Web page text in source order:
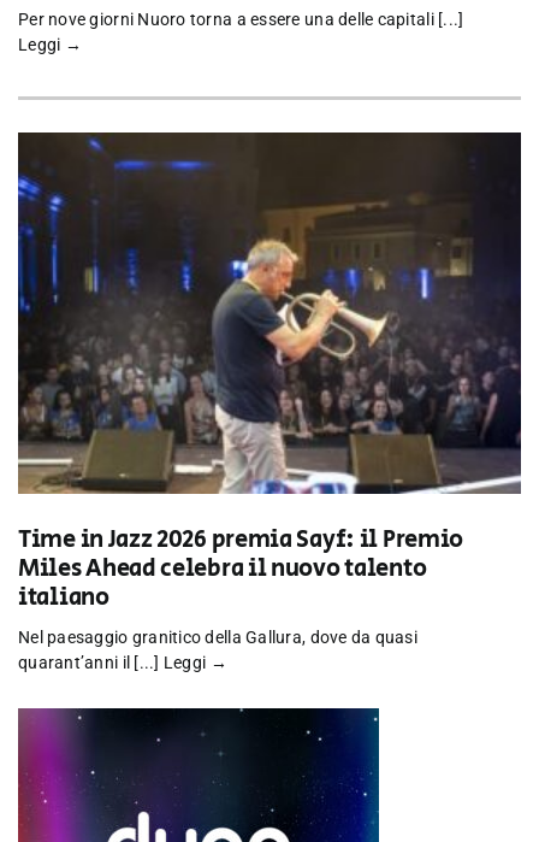
Per nove giorni Nuoro torna a essere una delle capitali [...]
Leggi →
Time in Jazz 2026 premia Sayf: il Premio
Miles Ahead celebra il nuovo talento
italiano
Nel paesaggio granitico della Gallura, dove da quasi
quarant’anni il [...] Leggi →